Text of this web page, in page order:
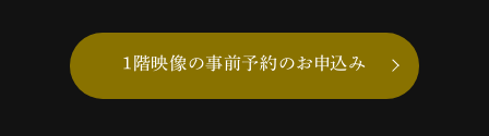
1階映像の事前予約のお申込み